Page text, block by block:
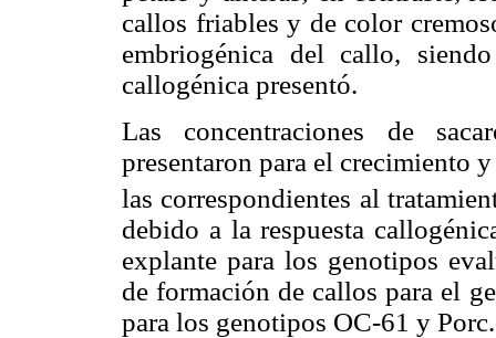
callos friables y de color
embriogénica del callo,
callogénica presentó.
Las concentraciones de
presentaron para el crecimiento
las correspondientes al
debido a la respuesta
explante para los genotipos
de formación de callos para el
para los genotipos OC-61 y